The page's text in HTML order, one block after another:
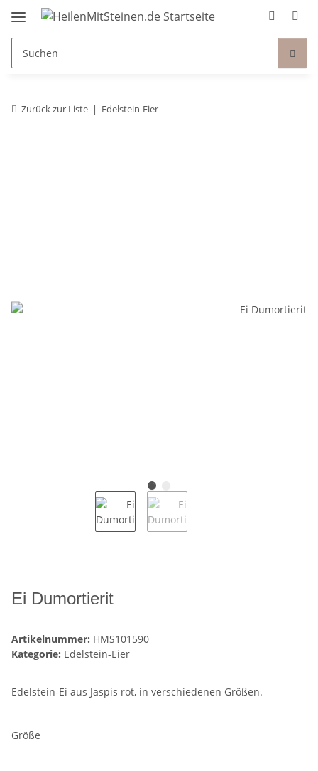
Zurück zur Liste Edelstein-Eier
Ei Dumortierit
Artikelnummer: HMS101590
Kategorie: Edelstein-Eier
Edelstein-Ei aus Jaspis rot, in verschiedenen Größen.
Größe